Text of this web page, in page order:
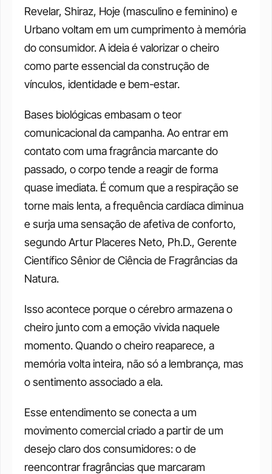
Revelar, Shiraz, Hoje (masculino e feminino) e
Urbano voltam em um cumprimento à memória
do consumidor. A ideia é valorizar o cheiro
como parte essencial da construção de
vínculos, identidade e bem-estar.
Bases biológicas embasam o teor
comunicacional da campanha. Ao entrar em
contato com uma fragrância marcante do
passado, o corpo tende a reagir de forma
quase imediata. É comum que a respiração se
torne mais lenta, a frequência cardíaca diminua
e surja uma sensação de afetiva de conforto,
segundo Artur Placeres Neto, Ph.D., Gerente
Científico Sênior de Ciência de Fragrâncias da
Natura.
Isso acontece porque o cérebro armazena o
cheiro junto com a emoção vivida naquele
momento. Quando o cheiro reaparece, a
memória volta inteira, não só a lembrança, mas
o sentimento associado a ela.
Esse entendimento se conecta a um
movimento comercial criado a partir de um
desejo claro dos consumidores: o de
reencontrar fragrâncias que marcaram